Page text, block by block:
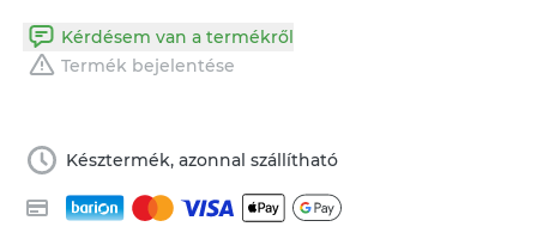
Kérdésem van a termékről
Termék bejelentése
Késztermék, azonnal szállítható